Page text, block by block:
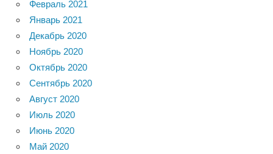
Февраль 2021
Январь 2021
Декабрь 2020
Ноябрь 2020
Октябрь 2020
Сентябрь 2020
Август 2020
Июль 2020
Июнь 2020
Май 2020